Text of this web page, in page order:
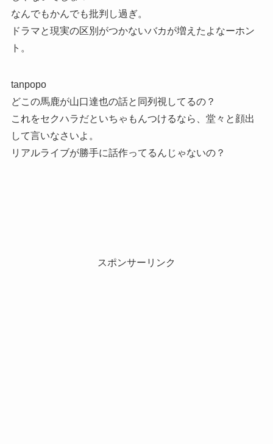
なんでもかんでも批判し過ぎ。
ドラマと現実の区別がつかないバカが増えたよなーホン
ト。
tanpopo
どこの馬鹿が山口達也の話と同列視してるの？
これをセクハラだといちゃもんつけるなら、堂々と顔出
して言いなさいよ。
リアルライブが勝手に話作ってるんじゃないの？
スポンサーリンク